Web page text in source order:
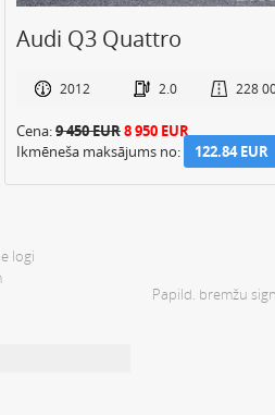
Audi Q3 Quattro
2012 2.0 228
Cena:9 450 EUR8 950 EUR
Ikmēneša maksājums no:
122.84 EUR
logi
Papild. bremžu